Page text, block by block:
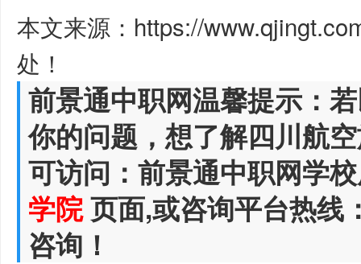
本文来源：https://
处！
前景通中职网温馨提示：
你的问题，想了解四川航
可访问：前景通中职网学
学院页面,或咨询平台热线
咨询！